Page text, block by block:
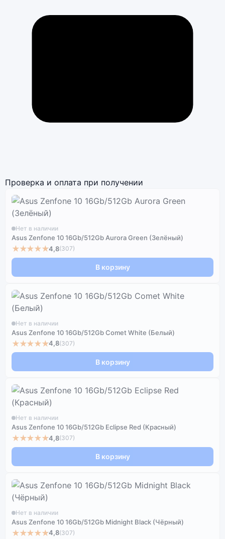
Проверка и оплата при получении
Нет в наличии
Asus Zenfone 10 16Gb/512Gb Aurora Green (Зелёный)
★★★★★4,8(307)
В корзину
Нет в наличии
Asus Zenfone 10 16Gb/512Gb Comet White (Белый)
★★★★★4,8(307)
В корзину
Нет в наличии
Asus Zenfone 10 16Gb/512Gb Eclipse Red (Красный)
★★★★★4,8(307)
В корзину
Нет в наличии
Asus Zenfone 10 16Gb/512Gb Midnight Black (Чёрный)
★★★★★4,8(307)